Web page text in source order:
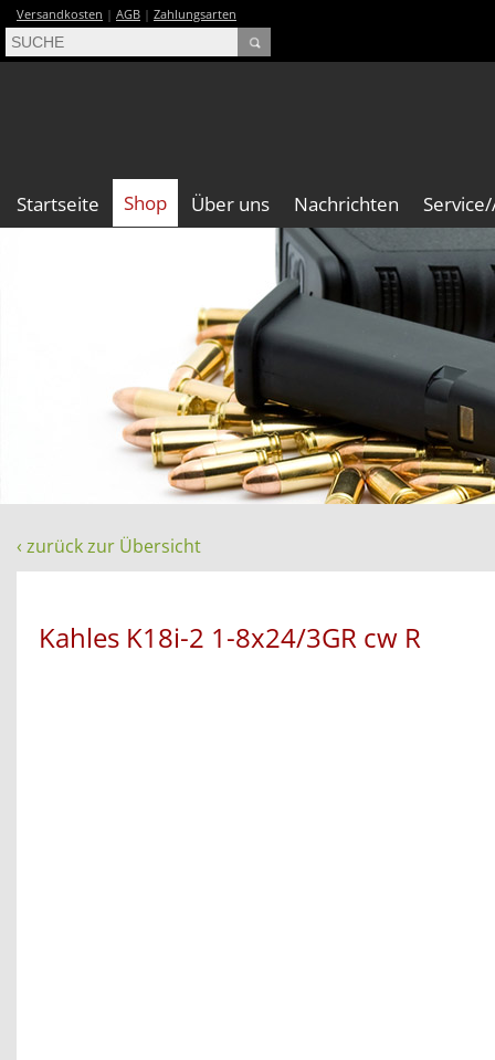
Versandkosten | AGB | Zahlungsarten
Startseite Shop Über uns Nachrichten
‹ zurück zur Übersicht
Kahles K18i-2 1-8x24/3GR cw R